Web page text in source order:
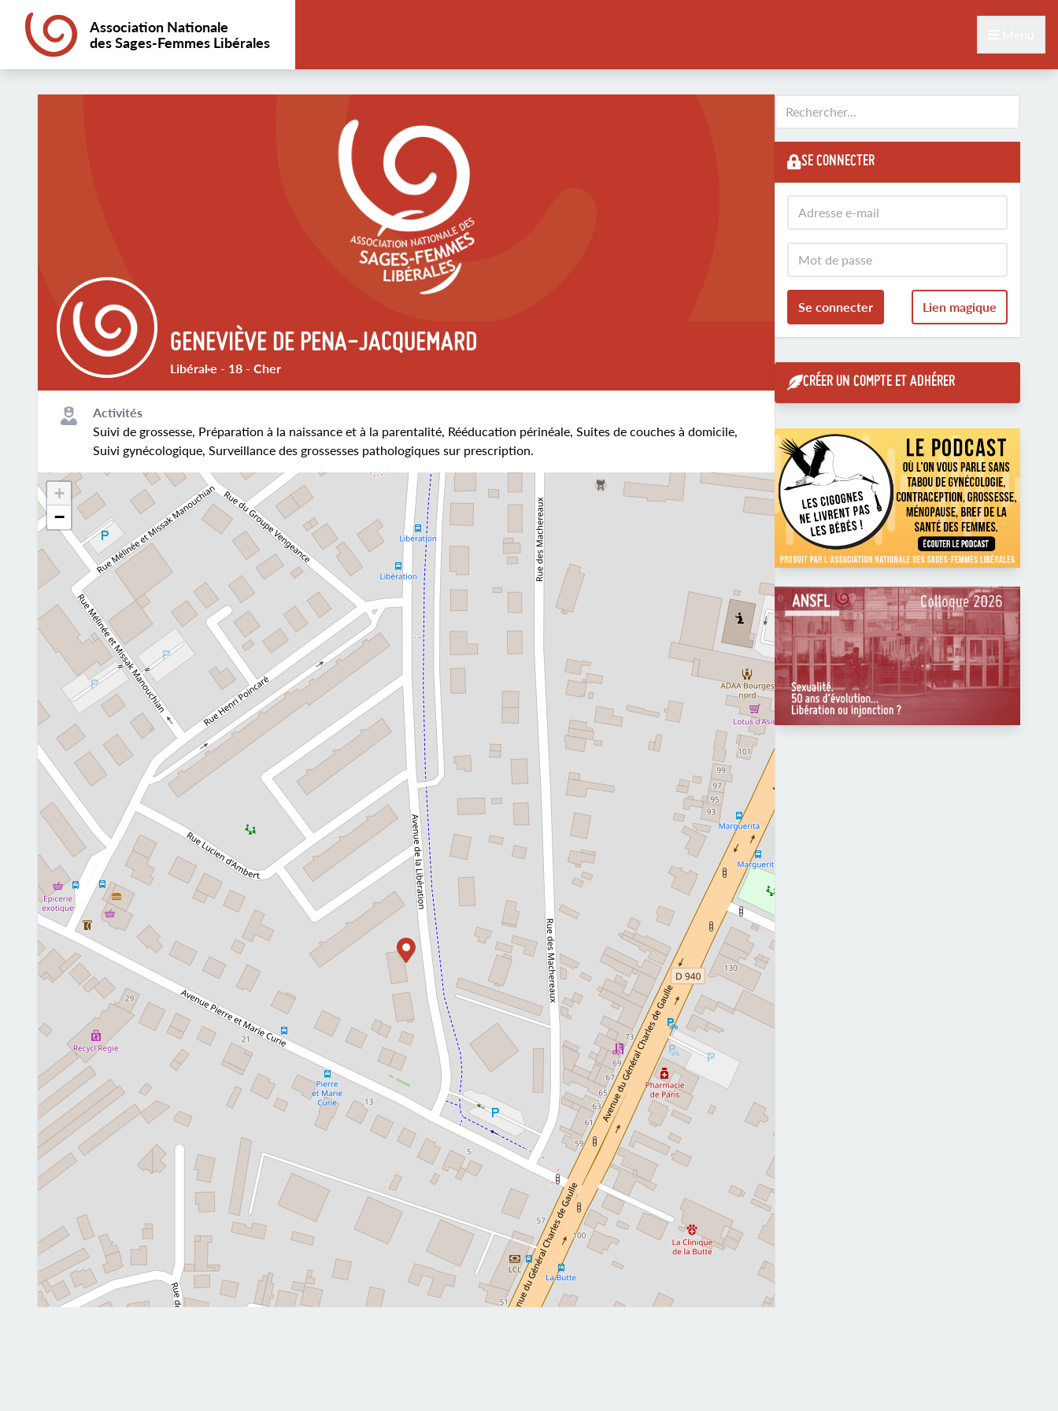
Association Nationale
des Sages-Femmes Libérales
GENEVIÈVE DE PENA-JACQUEMARD
Libéral·e - 18 - Cher
Activités
Suivi de grossesse, Préparation à la naissance et à la parentalité, Rééducation périnéale, Suites de couches à domicile,
Suivi gynécologique, Surveillance des grossesses pathologiques sur prescription.
+
−
SE CONNECTER
Se connecter Lien magique
CRÉER UN COMPTE ET ADHÉRER